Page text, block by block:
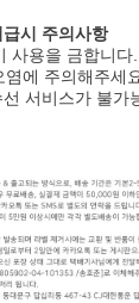
급시 주의사항
사용을 금합니다.
염에 주의해주세
서비스가 불가